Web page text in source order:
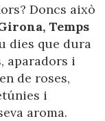
Doncs això
Temps
dies que dura
aparadors i
de roses,
i
aroma.